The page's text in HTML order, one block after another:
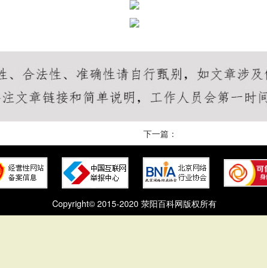
下一篇：
Copyright© 2015-2020 荥阳百科网版权所有